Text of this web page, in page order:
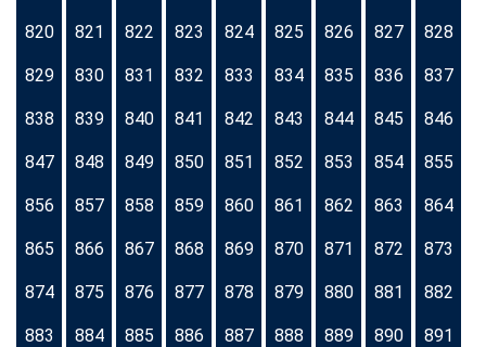
820 821 822 823 824 825 826 827 828
829 830 831 832 833 834 835 836 837
838 839 840 841 842 843 844 845 846
847 848 849 850 851 852 853 854 855
856 857 858 859 860 861 862 863 864
865 866 867 868 869 870 871 872 873
874 875 876 877 878 879 880 881 882
883 884 885 886 887 888 889 890 891